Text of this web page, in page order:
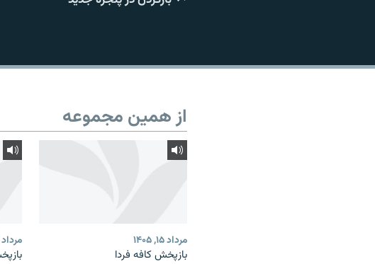
از همین مجموعه
مرداد ۱۵, ۱۴۰۵
بازپخش کافه فردا
مرداد ۱۴, ۱۴۰۵